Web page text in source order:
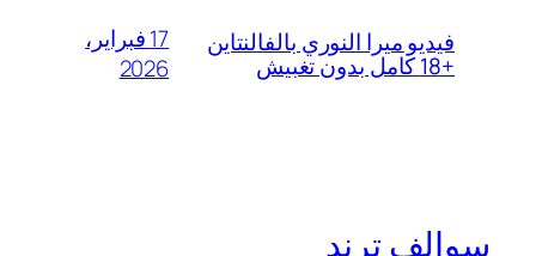
فيديو ميرا النوري بالفالنتاين
+18 كامل بدون تغبيش
17 فبراير،
2026
سوالف ترند